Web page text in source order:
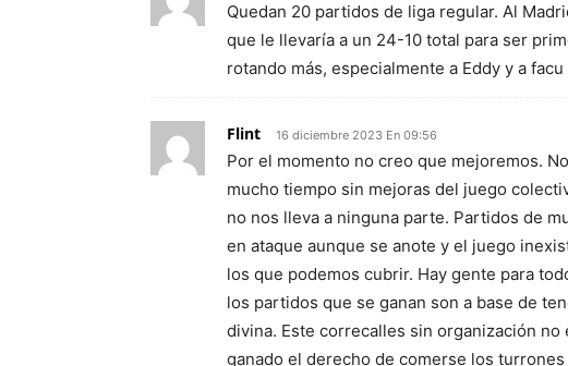
Quedan 20 partidos de liga regular. Al
que le llevaría a un 24-10 total para ser
rotando más, especialmente a Eddy y a facu
Flint 16 diciembre 2023 En 09:56
Por el momento no creo que mejoremos.
mucho tiempo sin mejoras del juego
no nos lleva a ninguna parte. Partidos de
en ataque aunque se anote y el juego
los que podemos cubrir. Hay gente para
los partidos que se ganan son a base de
divina. Este correcalles sin organización
ganado el derecho de comerse los